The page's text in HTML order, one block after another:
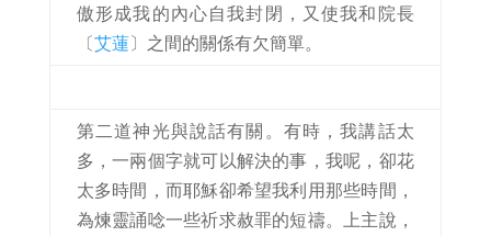
傲形成我的內心自我封閉，又使我和院長
〔艾蓮〕之間的關係有欠簡單。
第二道神光與說話有關。有時，我講話太
多，一兩個字就可以解決的事，我呢，卻花
太多時間，而耶穌卻希望我利用那些時間，
為煉靈誦唸一些祈求赦罪的短禱。上主說，